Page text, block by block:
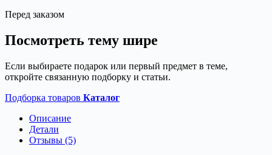
Перед заказом
Посмотреть тему шире
Если выбираете подарок или первый предмет в теме,
откройте связанную подборку и статьи.
Подборка товаров Каталог
Описание
Детали
Отзывы (5)